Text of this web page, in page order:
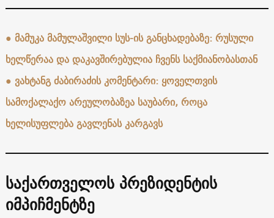
● მამუკა მამულაშვილი სუს-ის განცხადებაზე: რუსული
ხელწერაა და დაკავშირებულია ჩვენს საქმიანობასთან
● ვახტანგ ძაბირაძის კომენტარი: ყოველთვის
სამოქალაქო არეულობაზეა საუბარი, როცა
ხელისუფლება გავლენას კარგავს
საქართველოს პრეზიდენტის
იმპიჩმენტზე